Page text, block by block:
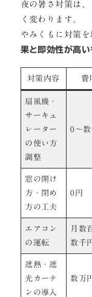
夜の暑さ対策は
く変わります。
やみくもに対策を
果と即効性が高
対策内容 費
扇風機・
サーキュ
レーター
の使い方
調整
0〜数
窓の開け
方・閉め
方の工夫
0円
エアコン
の運転
月数
数千
遮熱・遮
光カーテ
ンの導入
数万